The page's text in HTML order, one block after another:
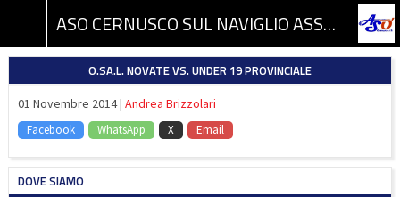
ASO CERNUSCO SUL NAVIGLIO ASSOCIAZIONE SPORTIVA DILETTANTISTICA
O.SA.L. NOVATE VS. UNDER 19 PROVINCIALE
01 Novembre 2014 | Andrea Brizzolari
Facebook WhatsApp X Email
DOVE SIAMO